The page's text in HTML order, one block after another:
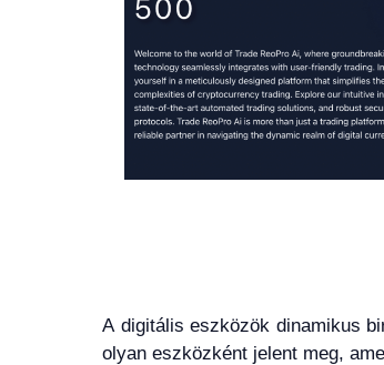
A digitális eszközök dinamikus
olyan eszközként jelent meg,